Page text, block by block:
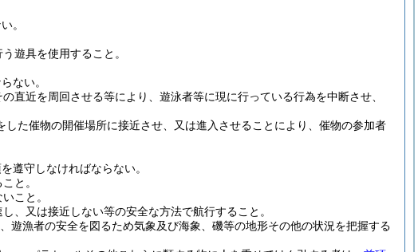
。
遊具を使用すること。
ない。
直近を周回させる等により、遊泳者等に現に行っている行為を中断させ、
した催物の開催場所に接近させ、又は進入させることにより、催物の参加者
遵守しなければならない。
と。
こと。
、又は接近しない等の安全な方法で航行すること。
遊漁者の安全を図るため気象及び海象、磯等の地形その他の状況を把握する